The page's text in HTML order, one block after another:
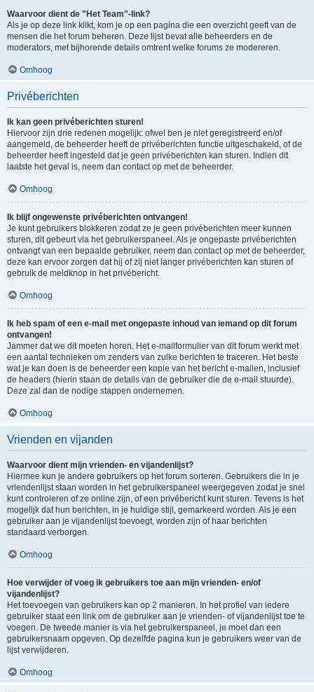
Waarvoor dient de "Het Team"-link?
Als je op deze link klikt, kom je op een pagina die een overzicht geeft van de
mensen die het forum beheren. Deze lijst bevat alle beheerders en de
moderators, met bijhorende details omtrent welke forums ze modereren.
Omhoog
Privéberichten
Ik kan geen privéberichten sturen!
Hiervoor zijn drie redenen mogelijk: ofwel ben je niet geregistreerd en/of
aangemeld, de beheerder heeft de privéberichten functie uitgeschakeld, of de
beheerder heeft ingesteld dat je geen privéberichten kan sturen. Indien dit
laatste het geval is, neem dan contact op met de beheerder.
Omhoog
Ik blijf ongewenste privéberichten ontvangen!
Je kunt gebruikers blokkeren zodat ze je geen privéberichten meer kunnen
sturen, dit gebeurt via het gebruikerspaneel. Als je ongepaste privéberichten
ontvangt van een bepaalde gebruiker, neem dan contact op met de beheerder,
deze kan ervoor zorgen dat hij of zij niet langer privéberichten kan sturen of
gebruik de meldknop in het privébericht.
Omhoog
Ik heb spam of een e-mail met ongepaste inhoud van iemand op dit forum
ontvangen!
Jammer dat we dit moeten horen. Het e-mailformulier van dit forum werkt met
een aantal technieken om zenders van zulke berichten te traceren. Het beste
wat je kan doen is de beheerder een kopie van het bericht e-mailen, inclusief
de headers (hierin staan de details van de gebruiker die de e-mail stuurde).
Deze zal dan de nodige stappen ondernemen.
Omhoog
Vrienden en vijanden
Waarvoor dient mijn vrienden- en vijandenlijst?
Hiermee kun je andere gebruikers op het forum sorteren. Gebruikers die in je
vriendenlijst staan worden in het gebruikerspaneel weergegeven zodat je snel
kunt controleren of ze online zijn, of een privébericht kunt sturen. Tevens is het
mogelijk dat hun berichten, in je huidige stijl, gemarkeerd worden. Als je een
gebruiker aan je vijandenlijst toevoegt, worden zijn of haar berichten
standaard verborgen.
Omhoog
Hoe verwijder of voeg ik gebruikers toe aan mijn vrienden- en/of
vijandenlijst?
Het toevoegen van gebruikers kan op 2 manieren. In het profiel van iedere
gebruiker staat een link om de gebruiker aan je vrienden- of vijandenlijst toe te
voegen. De tweede manier is via het gebruikerspaneel, je moet dan een
gebruikersnaam opgeven. Op dezelfde pagina kun je gebruikers weer van de
lijst verwijderen.
Omhoog